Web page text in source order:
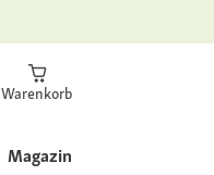
Warenkorb
Magazin